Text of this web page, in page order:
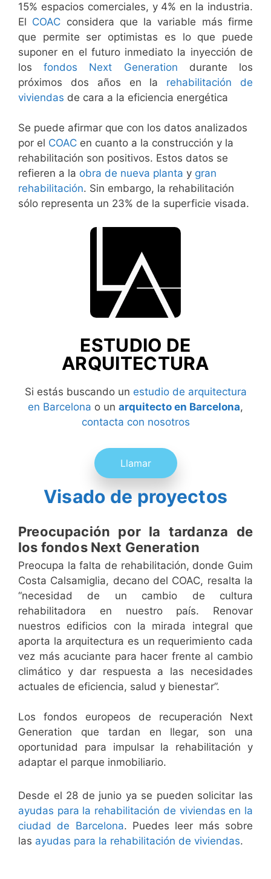
15% espacios comerciales, y 4% en la industria.
El COAC considera que la variable más firme
que permite ser optimistas es lo que puede
suponer en el futuro inmediato la inyección de
losfondos Next Generation durante los
próximos dos años en la rehabilitación de
viviendas de cara a la eficiencia energética
Se puede afirmar que con los datos analizados
por el COAC en cuanto a la construcción y la
rehabilitación son positivos. Estos datos se
refieren a la obra de nueva planta y gran
rehabilitación. Sin embargo, la rehabilitación
sólo representa un 23% de la superficie visada.
ESTUDIO DE
ARQUITECTURA
Si estás buscando un estudio de arquitectura
en Barcelona o un arquitecto en Barcelona,
contacta con nosotros
Llamar
Visado de proyectos
Preocupación por la tardanza de
los fondos Next Generation
Preocupa la falta de rehabilitación, donde Guim
Costa Calsamiglia, decano del COAC, resalta la
“necesidad de un cambio de cultura
rehabilitadora en nuestro país. Renovar
nuestros edificios con la mirada integral que
aporta la arquitectura es un requerimiento cada
vez más acuciante para hacer frente al cambio
climático y dar respuesta a las necesidades
actuales de eficiencia, salud y bienestar”.
Los fondos europeos de recuperación Next
Generation que tardan en llegar, son una
oportunidad para impulsar la rehabilitación y
adaptar el parque inmobiliario.
Desde el 28 de junio ya se pueden solicitar las
ayudas para la rehabilitación de viviendas en la
ciudad de Barcelona. Puedes leer más sobre
las ayudas para la rehabilitación de viviendas.